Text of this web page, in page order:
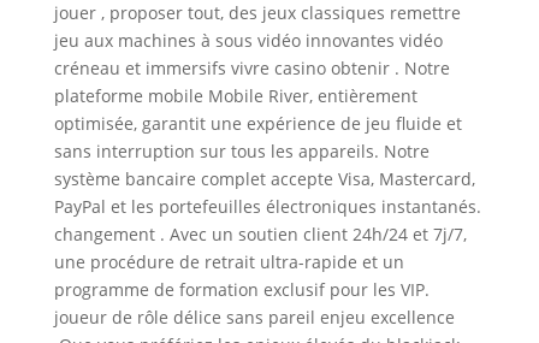
jouer , proposer tout, des jeux classiques remettre
jeu aux machines à sous vidéo innovantes vidéo
créneau et immersifs vivre casino obtenir . Notre
plateforme mobile Mobile River, entièrement
optimisée, garantit une expérience de jeu fluide et
sans interruption sur tous les appareils. Notre
système bancaire complet accepte Visa, Mastercard,
PayPal et les portefeuilles électroniques instantanés.
changement . Avec un soutien client 24h/24 et 7j/7,
une procédure de retrait ultra-rapide et un
programme de formation exclusif pour les VIP.
joueur de rôle délice sans pareil enjeu excellence